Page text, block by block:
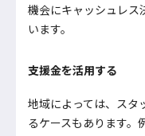
機会にキャッシュレス
います。
支援金を活用する
地域によっては、スタ
るケースもあります。